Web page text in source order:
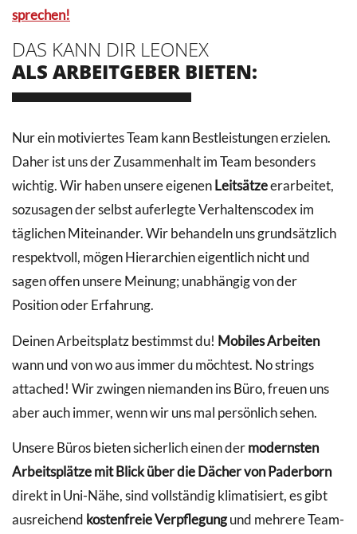
sprechen!
DAS KANN DIR LEONEX
ALS ARBEITGEBER BIETEN:
Nur ein motiviertes Team kann Bestleistungen erzielen.
Daher ist uns der Zusammenhalt im Team besonders
wichtig. Wir haben unsere eigenenLeitsätzeerarbeitet,
sozusagen der selbst auferlegte Verhaltenscodex im
täglichen Miteinander. Wir behandeln uns grundsätzlich
respektvoll, mögen Hierarchien eigentlich nicht und
sagen offen unsere Meinung; unabhängig von der
Position oder Erfahrung.
Deinen Arbeitsplatz bestimmst du! Mobiles Arbeiten
wann und von wo aus immer du möchtest. No strings
attached! Wir zwingen niemanden ins Büro, freuen uns
aber auch immer, wenn wir uns mal persönlich sehen.
Unsere Büros bieten sicherlich einen dermodernsten
Arbeitsplätze mit Blick über die Dächer von Paderborn
direkt in Uni-Nähe, sind vollständig klimatisiert, es gibt
ausreichend kostenfreie Verpflegungund mehrere Team-